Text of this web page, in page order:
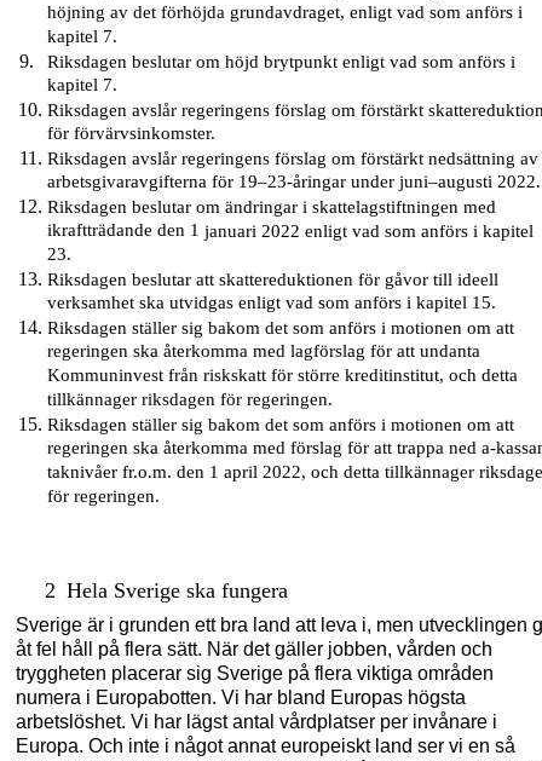
höjning av det förhöjda grundavdraget, enligt vad som anförs i
kapitel 7.
Riksdagen beslutar om höjd brytpunkt enligt vad som anförs i
kapitel 7.
Riksdagen avslår regeringens förslag om förstärkt
för förvärvsinkomster.
Riksdagen avslår regeringens förslag om förstärkt nedsättning av
arbetsgivaravgifterna för 19–23-åringar under juni–augusti 2022.
Riksdagen beslutar om ändringar i skattelagstiftningen med
ikraftträdande den 1 januari 2022 enligt vad som anförs i kapitel
23.
Riksdagen beslutar att skattereduktionen för gåvor till ideell
verksamhet ska utvidgas enligt vad som anförs i kapitel 15.
Riksdagen ställer sig bakom det som anförs i motionen om att
regeringen ska återkomma med lagförslag för att undanta
Kommuninvest från riskskatt för större kreditinstitut, och detta
tillkännager riksdagen för regeringen.
Riksdagen ställer sig bakom det som anförs i motionen om att
regeringen ska återkomma med förslag för att trappa ned a-
taknivåer fr.o.m. den 1 april 2022, och detta tillkännager
för regeringen.
2 Hela Sverige ska fungera
Sverige är i grunden ett bra land att leva i, men utvecklingen
åt fel håll på flera sätt. När det gäller jobben, vården och
tryggheten placerar sig Sverige på flera viktiga områden
numera i Europabotten. Vi har bland Europas högsta
arbetslöshet. Vi har lägst antal vårdplatser per invånare i
Europa. Och inte i något annat europeiskt land ser vi en så